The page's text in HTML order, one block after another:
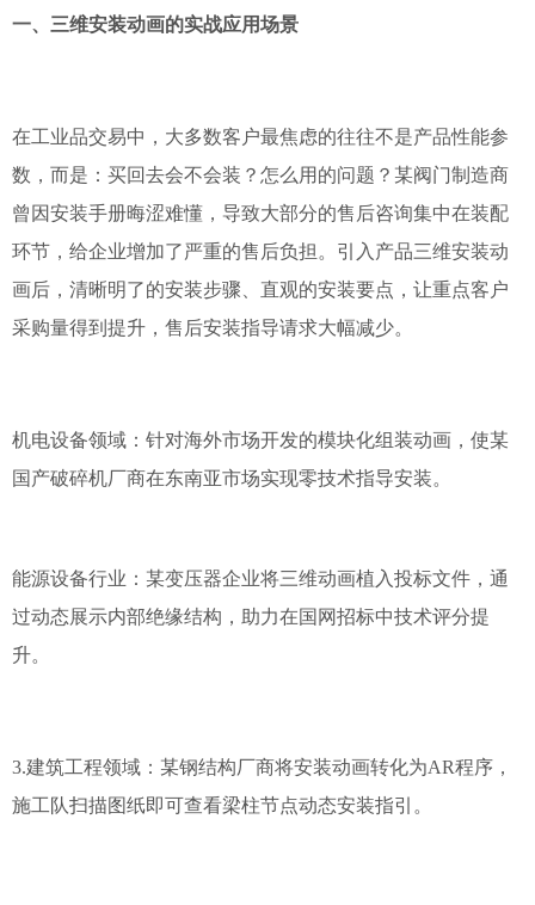
一、三维安装动画的实战应用场景
在工业品交易中，大多数客户最焦虑的往往不是产品性能参
数，而是：买回去会不会装？怎么用的问题？某阀门制造商
曾因安装手册晦涩难懂，导致大部分的售后咨询集中在装配
环节，给企业增加了严重的售后负担。引入产品三维安装动
画后，清晰明了的安装步骤、直观的安装要点，让重点客户
采购量得到提升，售后安装指导请求大幅减少。
机电设备领域：针对海外市场开发的模块化组装动画，使某
国产破碎机厂商在东南亚市场实现零技术指导安装。
能源设备行业：某变压器企业将三维动画植入投标文件，通
过动态展示内部绝缘结构，助力在国网招标中技术评分提
升。
3.建筑工程领域：某钢结构厂商将安装动画转化为AR程序，
施工队扫描图纸即可查看梁柱节点动态安装指引。